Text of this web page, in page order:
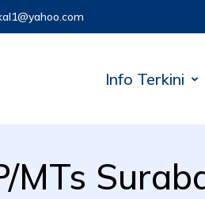
Info Terkini
MTs